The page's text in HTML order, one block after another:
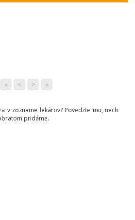
« < > »
v zozname lekárov? Povedzte mu, nech
pridáme.